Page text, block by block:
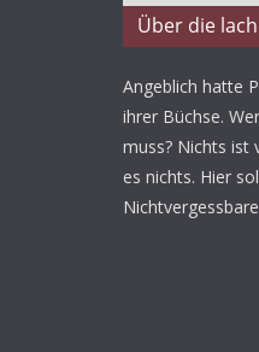
Über die
Angeblich hatte
ihrer Büchse.
muss? Nichts ist
es nichts. Hier